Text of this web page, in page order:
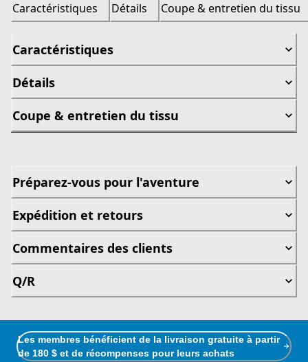
Caractéristiques Détails Coupe & entretien du tissu
Caractéristiques
Détails
Coupe & entretien du tissu
Préparez-vous pour l'aventure
Expédition et retours
Commentaires des clients
Q/R
Les membres bénéficient de la livraison gratuite à partir
de 180 $ et de récompenses pour leurs achats